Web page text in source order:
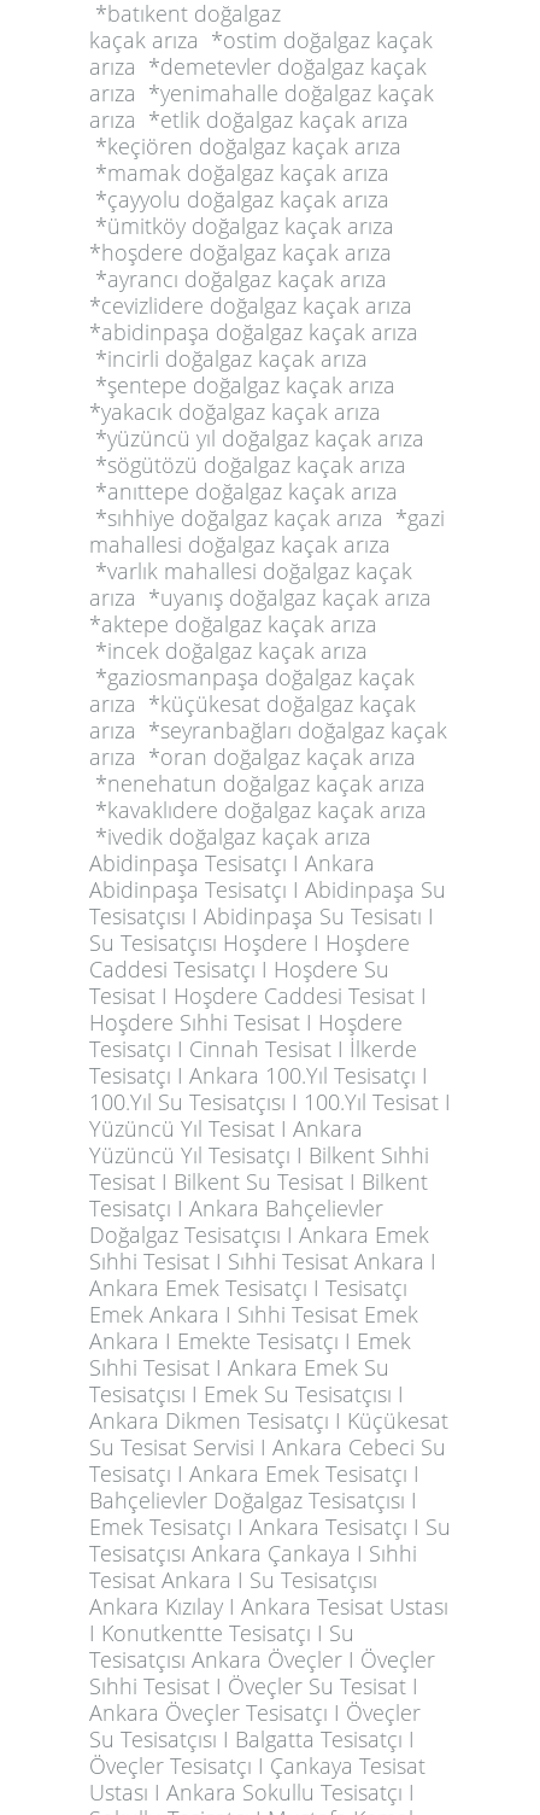
*batıkent doğalgaz
kaçak arıza *ostim doğalgaz kaçak
arıza *demetevler doğalgaz kaçak
arıza *yenimahalle doğalgaz kaçak
arıza *etlik doğalgaz kaçak arıza
*keçiören doğalgaz kaçak arıza
*mamak doğalgaz kaçak arıza
*çayyolu doğalgaz kaçak arıza
*ümitköy doğalgaz kaçak arıza
*hoşdere doğalgaz kaçak arıza
*ayrancı doğalgaz kaçak arıza
*cevizlidere doğalgaz kaçak arıza
*abidinpaşa doğalgaz kaçak arıza
*incirli doğalgaz kaçak arıza
*şentepe doğalgaz kaçak arıza
*yakacık doğalgaz kaçak arıza
*yüzüncü yıl doğalgaz kaçak arıza
*sögütözü doğalgaz kaçak arıza
*anıttepe doğalgaz kaçak arıza
*sıhhiye doğalgaz kaçak arıza *gazi
mahallesi doğalgaz kaçak arıza
*varlık mahallesi doğalgaz kaçak
arıza *uyanış doğalgaz kaçak arıza
*aktepe doğalgaz kaçak arıza
*incek doğalgaz kaçak arıza
*gaziosmanpaşa doğalgaz kaçak
arıza *küçükesat doğalgaz kaçak
arıza *seyranbağları doğalgaz kaçak
arıza *oran doğalgaz kaçak arıza
*nenehatun doğalgaz kaçak arıza
*kavaklıdere doğalgaz kaçak arıza
*ivedik doğalgaz kaçak arıza
Abidinpaşa Tesisatçı I Ankara
Abidinpaşa Tesisatçı I Abidinpaşa Su
Tesisatçısı I Abidinpaşa Su Tesisatı I
Su Tesisatçısı Hoşdere I Hoşdere
Caddesi Tesisatçı I Hoşdere Su
Tesisat I Hoşdere Caddesi Tesisat I
Hoşdere Sıhhi Tesisat I Hoşdere
Tesisatçı I Cinnah Tesisat I İlkerde
Tesisatçı I Ankara 100.Yıl Tesisatçı I
100.Yıl Su Tesisatçısı I 100.Yıl Tesisat I
Yüzüncü Yıl Tesisat I Ankara
Yüzüncü Yıl Tesisatçı I Bilkent Sıhhi
Tesisat I Bilkent Su Tesisat I Bilkent
Tesisatçı I Ankara Bahçelievler
Doğalgaz Tesisatçısı I Ankara Emek
Sıhhi Tesisat I Sıhhi Tesisat Ankara I
Ankara Emek Tesisatçı I Tesisatçı
Emek Ankara I Sıhhi Tesisat Emek
Ankara I Emekte Tesisatçı I Emek
Sıhhi Tesisat I Ankara Emek Su
Tesisatçısı I Emek Su Tesisatçısı I
Ankara Dikmen Tesisatçı I Küçükesat
Su Tesisat Servisi I Ankara Cebeci Su
Tesisatçı I Ankara Emek Tesisatçı I
Bahçelievler Doğalgaz Tesisatçısı I
Emek Tesisatçı I Ankara Tesisatçı I Su
Tesisatçısı Ankara Çankaya I Sıhhi
Tesisat Ankara I Su Tesisatçısı
Ankara Kızılay I Ankara Tesisat Ustası
I Konutkentte Tesisatçı I Su
Tesisatçısı Ankara Öveçler I Öveçler
Sıhhi Tesisat I Öveçler Su Tesisat I
Ankara Öveçler Tesisatçı I Öveçler
Su Tesisatçısı I Balgatta Tesisatçı I
Öveçler Tesisatçı I Çankaya Tesisat
Ustası I Ankara Sokullu Tesisatçı I